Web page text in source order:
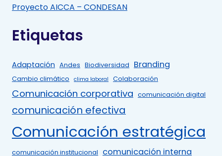
Proyecto AICCA – CONDESAN
Etiquetas
Adaptación Andes Biodiversidad Branding
Cambio climático clima laboral Colaboración
Comunicación corporativa comunicación digital
comunicación efectiva
Comunicación estratégica
comunicación institucional comunicación interna